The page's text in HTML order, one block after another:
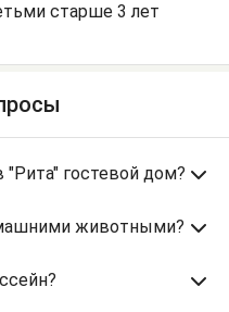
старше 3 лет
гостевой дом?
животными?